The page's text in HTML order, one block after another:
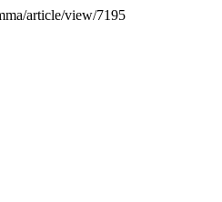
article/view/7195